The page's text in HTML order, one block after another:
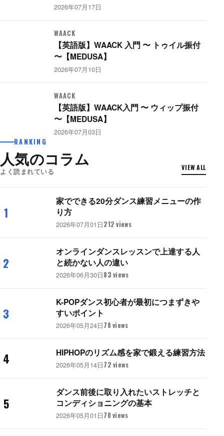
2026年07月17日
WAACK
【英語版】WAACK 入門 〜 トゥイル振付
〜【MEDUSA】
2026年07月10日
WAACK
【英語版】WAACK入門 〜 ウィップ振付
〜【MEDUSA】
2026年07月03日
RANKING
人気のコラム
よく読まれている VIEW ALL
1
家でできる20分ダンス練習メニューの作
り方
2026年07月01日212 views
2
オンラインダンスレッスンで上達する人
と続かない人の違い
2026年06月30日83 views
3
K-POPダンス初心者が最初につまずきや
すいポイント
2026年05月24日78 views
4 HIPHOPのリズム感を家で鍛える練習方法
2026年05月14日72 views
5
ダンス前後に取り入れたいストレッチと
コンディショニングの基本
2026年05月01日70 views